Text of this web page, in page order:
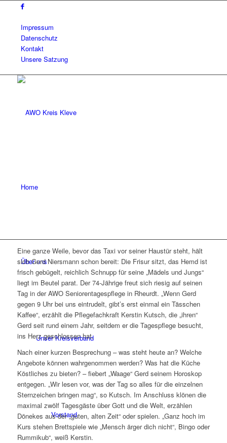
Impressum
Datenschutz
Kontakt
Unsere Satzung
Home
Über uns
Unser Kreisverband
Vorstand
Eine ganze Weile, bevor das Taxi vor seiner Haustür steht, hält
sich Gerd Niersmann schon bereit: Die Frisur sitzt, das Hemd ist
frisch gebügelt, reichlich Schnupp für seine „Mädels und Jungs“
liegt im Beutel parat. Der 74-Jährige freut sich riesig auf seinen
Tag in der AWO Seniorentagespflege in Rheurdt. „Wenn Gerd
gegen 9 Uhr bei uns eintrudelt, gibt’s erst einmal ein Tässchen
Kaffee“, erzählt die Pflegefachkraft Kerstin Kutsch, die „ihren“
Gerd seit rund einem Jahr, seitdem er die Tagespflege besucht,
ins Herz geschlossen hat.
Nach einer kurzen Besprechung – was steht heute an? Welche
Angebote können wahrgenommen werden? Was hat die Küche
Köstliches zu bieten? – fiebert „Waage“ Gerd seinem Horoskop
entgegen. „Wir lesen vor, was der Tag so alles für die einzelnen
Sternzeichen bringen mag“, so Kutsch. Im Anschluss klönen die
maximal zwölf Tagesgäste über Gott und die Welt, erzählen
Dönekes aus der „guten, alten Zeit“ oder spielen. „Ganz hoch im
Kurs stehen Brettspiele wie „Mensch ärger dich nicht“, Bingo oder
Rummikub“, weiß Kerstin.